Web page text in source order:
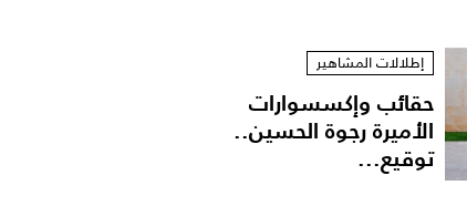
إطلالات المشاهير
حقائب وإكسسوارات
الأميرة رجوة الحسين..
توقيع...